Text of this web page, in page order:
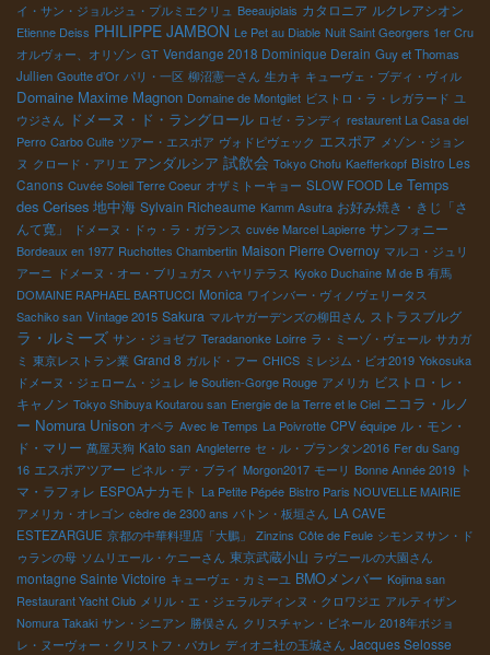
イ・サン・ジョルジュ・プルミエクリュ Beeaujolais カタロニア ルクレアシオン
Etienne Deiss PHILIPPE JAMBON Le Pet au Diable Nuit Saint Georgers 1er Cru
オルヴォー、オリゾン GT Vendange 2018 Dominique Derain Guy et Thomas
Jullien Goutte d’Or パリ・一区 柳沼憲一さん 生カキ キューヴェ・ブディ・ヴィル
Domaine Maxime Magnon Domaine de Montgilet ビストロ・ラ・レガラード ユ
ウジさん ドメーヌ・ド・ラングロール ロゼ・ランディ restaurent La Casa del
Perro Carbo Culte ツアー・エスポア ヴォドピヴェック エスポア メゾン・ジョン
ヌ クロード・アリエ アンダルシア 試飲会 Tokyo Chofu Kaefferkopf Bistro Les
Canons Cuvée Soleil Terre Coeur オザミトーキョー SLOW FOOD Le Temps
des Cerises 地中海 Sylvain Richeaume Kamm Asutra お好み焼き・きじ「さ
んて寛」
ドメーヌ・ドゥ・ラ・ガランス cuvée Marcel Lapierre サンフォニー
Bordeaux en 1977 Ruchottes Chambertin Maison Pierre Overnoy マルコ・ジュリ
アーニ
ドメーヌ・オー・ブリュガス ハヤリテラス Kyoko Duchaîne M de B 有馬
DOMAINE RAPHAEL BARTUCCI Monica ワインバー・ヴィノヴェリータス
Sachiko san Vintage 2015 Sakura マルヤガーデンズの柳田さん ストラスブルグ
ラ・ルミーズ サン・ジョゼフ Teradanonke Loirre ラ・ミーゾ・ヴェール サカガ
ミ 東京レストラン業 Grand 8 ガルド・フー CHICS ミレジム・ビオ2019 Yokosuka
ドメーヌ・ジェローム・ジュレ le Soutien-Gorge Rouge アメリカ ビストロ・レ・
キャノン Tokyo Shibuya Koutarou san Energie de la Terre et le Ciel ニコラ・ルノ
ー Nomura Unison オペラ Avec le Temps La Poivrotte CPV équipe ル・モン・
ド・マリー 萬屋天狗 Kato san Angleterre セ・ル・プランタン2016 Fer du Sang
16 エスポアツアー ピネル・デ・ブライ Morgon2017 モーリ Bonne Année 2019 ト
マ・ラフォレ ESPOAナカモト La Petite Pépée Bistro Paris NOUVELLE MAIRIE
アメリカ・オレゴン cèdre de 2300 ans バトン・板垣さん LA CAVE
ESTEZARGUE 京都の中華料理店「大鵬」 Zinzins Côte de Feule シモンヌサン・ド
ゥランの母 ソムリエール・ケニーさん 東京武蔵小山 ラヴニールの大園さん
montagne Sainte Victoire キューヴェ・カミーユ BMOメンバー Kojima san
Restaurant Yacht Club メリル・エ・ジェラルディンヌ・クロワジエ アルティザン
Nomura Takaki サン・シニアン 勝俣さん クリスチャン・ビネール 2018年ボジョ
レ・ヌーヴォー・クリストフ・パカレ ディオニ社の玉城さん Jacques Selosse